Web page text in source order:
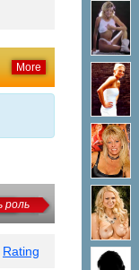
More
роль
Rating